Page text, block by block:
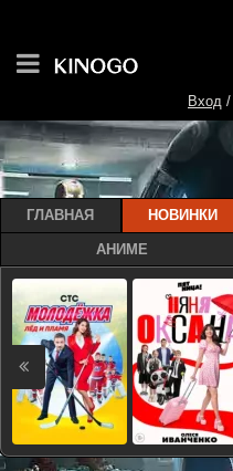
Вход /
ГЛАВНАЯ НОВИНКИ
АНИМЕ